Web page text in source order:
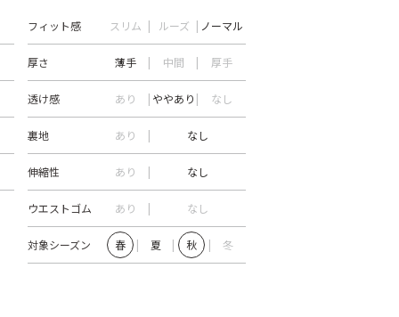
フィット感 スリム ルーズ ノーマル
厚さ 薄手 中間 厚手
透け感 あり ややあり なし
裏地 あり なし
伸縮性 あり なし
ウエストゴム あり なし
対象シーズン 春 夏 秋 冬